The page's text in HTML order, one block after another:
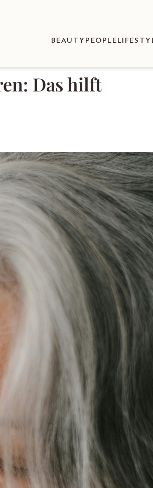
BEAUTY PEOPLE
Das hilft